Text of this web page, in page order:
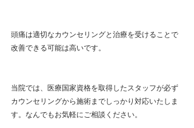
頭痛は適切なカウンセリングと治療を受けることで
改善できる可能は高いです。
当院では、医療国家資格を取得したスタッフが必ず
カウンセリングから施術までしっかり対応いたしま
す。なんでもお気軽にご相談ください。